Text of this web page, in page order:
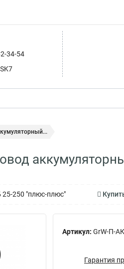
34-54
250 "плюс-плюс"
Артикул: GrW-П-
Гарантия